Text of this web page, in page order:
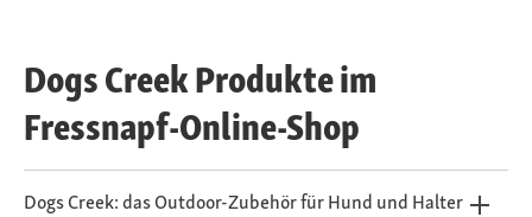
Dogs Creek Produkte im
Fressnapf-Online-Shop
Dogs Creek: das Outdoor-Zubehör für Hund und Halter